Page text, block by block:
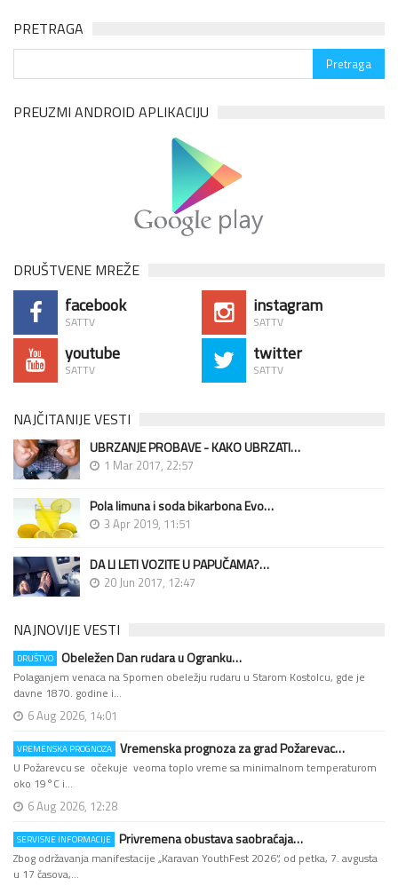
PRETRAGA
PREUZMI ANDROID APLIKACIJU
DRUŠTVENE MREŽE
facebook
SATTV
instagram
SATTV
youtube
SATTV
twitter
SATTV
NAJČITANIJE VESTI
UBRZANJE PROBAVE - KAKO UBRZATI…
1 Mar 2017, 22:57
Pola limuna i soda bikarbona Evo…
3 Apr 2019, 11:51
DA LI LETI VOZITE U PAPUČAMA?…
20 Jun 2017, 12:47
NAJNOVIJE VESTI
DRUŠTVO Obeležen Dan rudara u Ogranku…
Polaganjem venaca na Spomen obeležju rudaru u Starom Kostolcu, gde je
davne 1870. godine i…
6 Aug 2026, 14:01
VREMENSKA PROGNOZA Vremenska prognoza za grad Požarevac…
U Požarevcu se očekuje veoma toplo vreme sa minimalnom temperaturom
oko 19°C i…
6 Aug 2026, 12:28
SERVISNE INFORMACIJE Privremena obustava saobraćaja…
Zbog održavanja manifestacije „Karavan YouthFest 2026“, od petka, 7. avgusta
u 17 časova,…